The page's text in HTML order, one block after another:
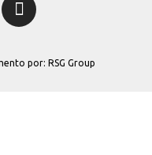
por: RSG Group